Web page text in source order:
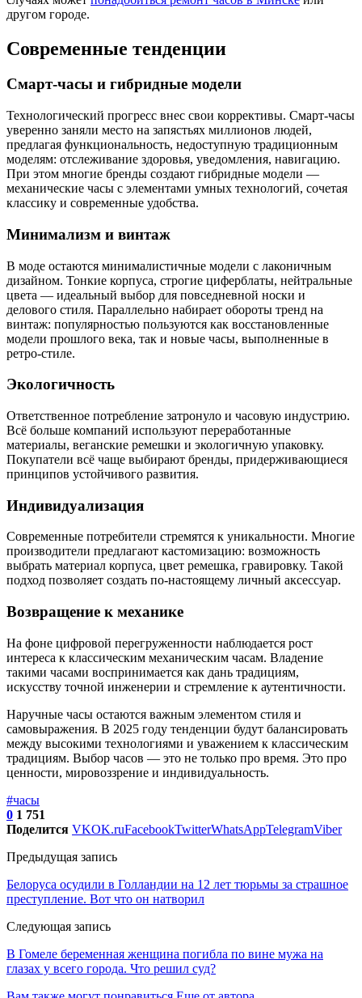
другом городе.
Современные тенденции
Смарт-часы и гибридные модели
Технологический прогресс внес свои коррективы. Смарт-часы
уверенно заняли место на запястьях миллионов людей,
предлагая функциональность, недоступную традиционным
моделям: отслеживание здоровья, уведомления, навигацию.
При этом многие бренды создают гибридные модели —
механические часы с элементами умных технологий, сочетая
классику и современные удобства.
Минимализм и винтаж
В моде остаются минималистичные модели с лаконичным
дизайном. Тонкие корпуса, строгие циферблаты, нейтральные
цвета — идеальный выбор для повседневной носки и
делового стиля. Параллельно набирает обороты тренд на
винтаж: популярностью пользуются как восстановленные
модели прошлого века, так и новые часы, выполненные в
ретро-стиле.
Экологичность
Ответственное потребление затронуло и часовую индустрию.
Всё больше компаний используют переработанные
материалы, веганские ремешки и экологичную упаковку.
Покупатели всё чаще выбирают бренды, придерживающиеся
принципов устойчивого развития.
Индивидуализация
Современные потребители стремятся к уникальности. Многие
производители предлагают кастомизацию: возможность
выбрать материал корпуса, цвет ремешка, гравировку. Такой
подход позволяет создать по-настоящему личный аксессуар.
Возвращение к механике
На фоне цифровой перегруженности наблюдается рост
интереса к классическим механическим часам. Владение
такими часами воспринимается как дань традициям,
искусству точной инженерии и стремление к аутентичности.
Наручные часы остаются важным элементом стиля и
самовыражения. В 2025 году тенденции будут балансировать
между высокими технологиями и уважением к классическим
традициям. Выбор часов — это не только про время. Это про
ценности, мировоззрение и индивидуальность.
#часы
0 1 751
Поделится VKOK.ruFacebookTwitterWhatsAppTelegramViber
Предыдущая запись
Белоруса осудили в Голландии на 12 лет тюрьмы за страшное
преступление. Вот что он натворил
Следующая запись
В Гомеле беременная женщина погибла по вине мужа на
глазах у всего города. Что решил суд?